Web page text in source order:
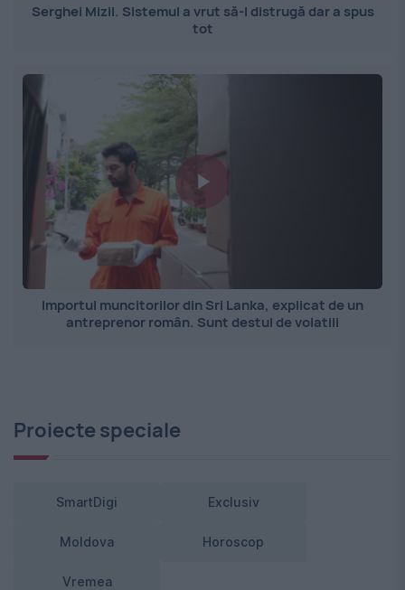
Serghei Mizil. Sistemul a vrut să-l distrugă dar a spus
tot
Importul muncitorilor din Sri Lanka, explicat de un
antreprenor român. Sunt destul de volatili
Proiecte speciale
SmartDigi Exclusiv
Moldova Horoscop
Vremea